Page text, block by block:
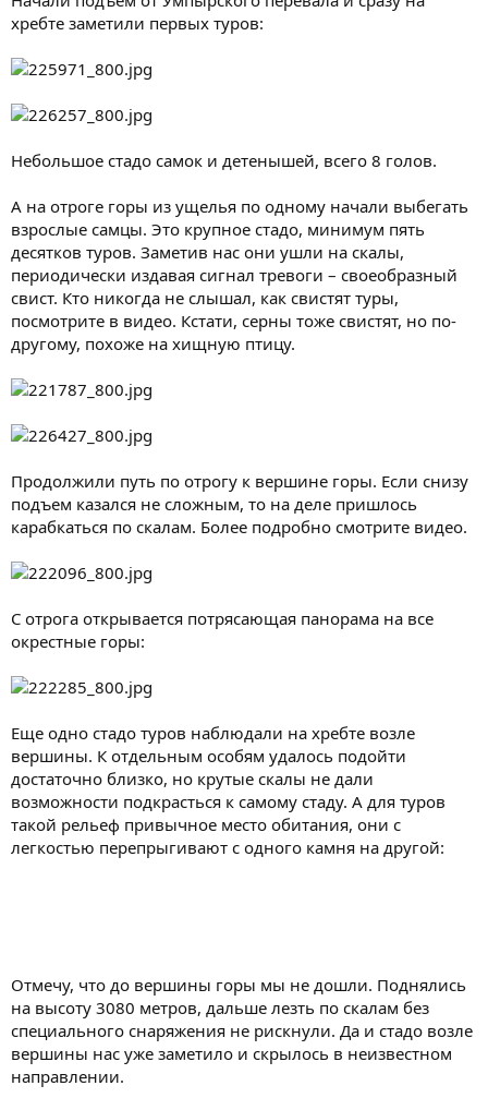
хребте заметили первых туров:
Небольшое стадо самок и детенышей, всего 8 голов.
А на отроге горы из ущелья по одному начали выбегать
взрослые самцы. Это крупное стадо, минимум пять
десятков туров. Заметив нас они ушли на скалы,
периодически издавая сигнал тревоги – своеобразный
свист. Кто никогда не слышал, как свистят туры,
посмотрите в видео. Кстати, серны тоже свистят, но по-
другому, похоже на хищную птицу.
Продолжили путь по отрогу к вершине горы. Если снизу
подъем казался не сложным, то на деле пришлось
карабкаться по скалам. Более подробно смотрите видео.
С отрога открывается потрясающая панорама на все
окрестные горы:
Еще одно стадо туров наблюдали на хребте возле
вершины. К отдельным особям удалось подойти
достаточно близко, но крутые скалы не дали
возможности подкрасться к самому стаду. А для туров
такой рельеф привычное место обитания, они с
легкостью перепрыгивают с одного камня на другой:
Отмечу, что до вершины горы мы не дошли. Поднялись
на высоту 3080 метров, дальше лезть по скалам без
специального снаряжения не рискнули. Да и стадо возле
вершины нас уже заметило и скрылось в неизвестном
направлении.